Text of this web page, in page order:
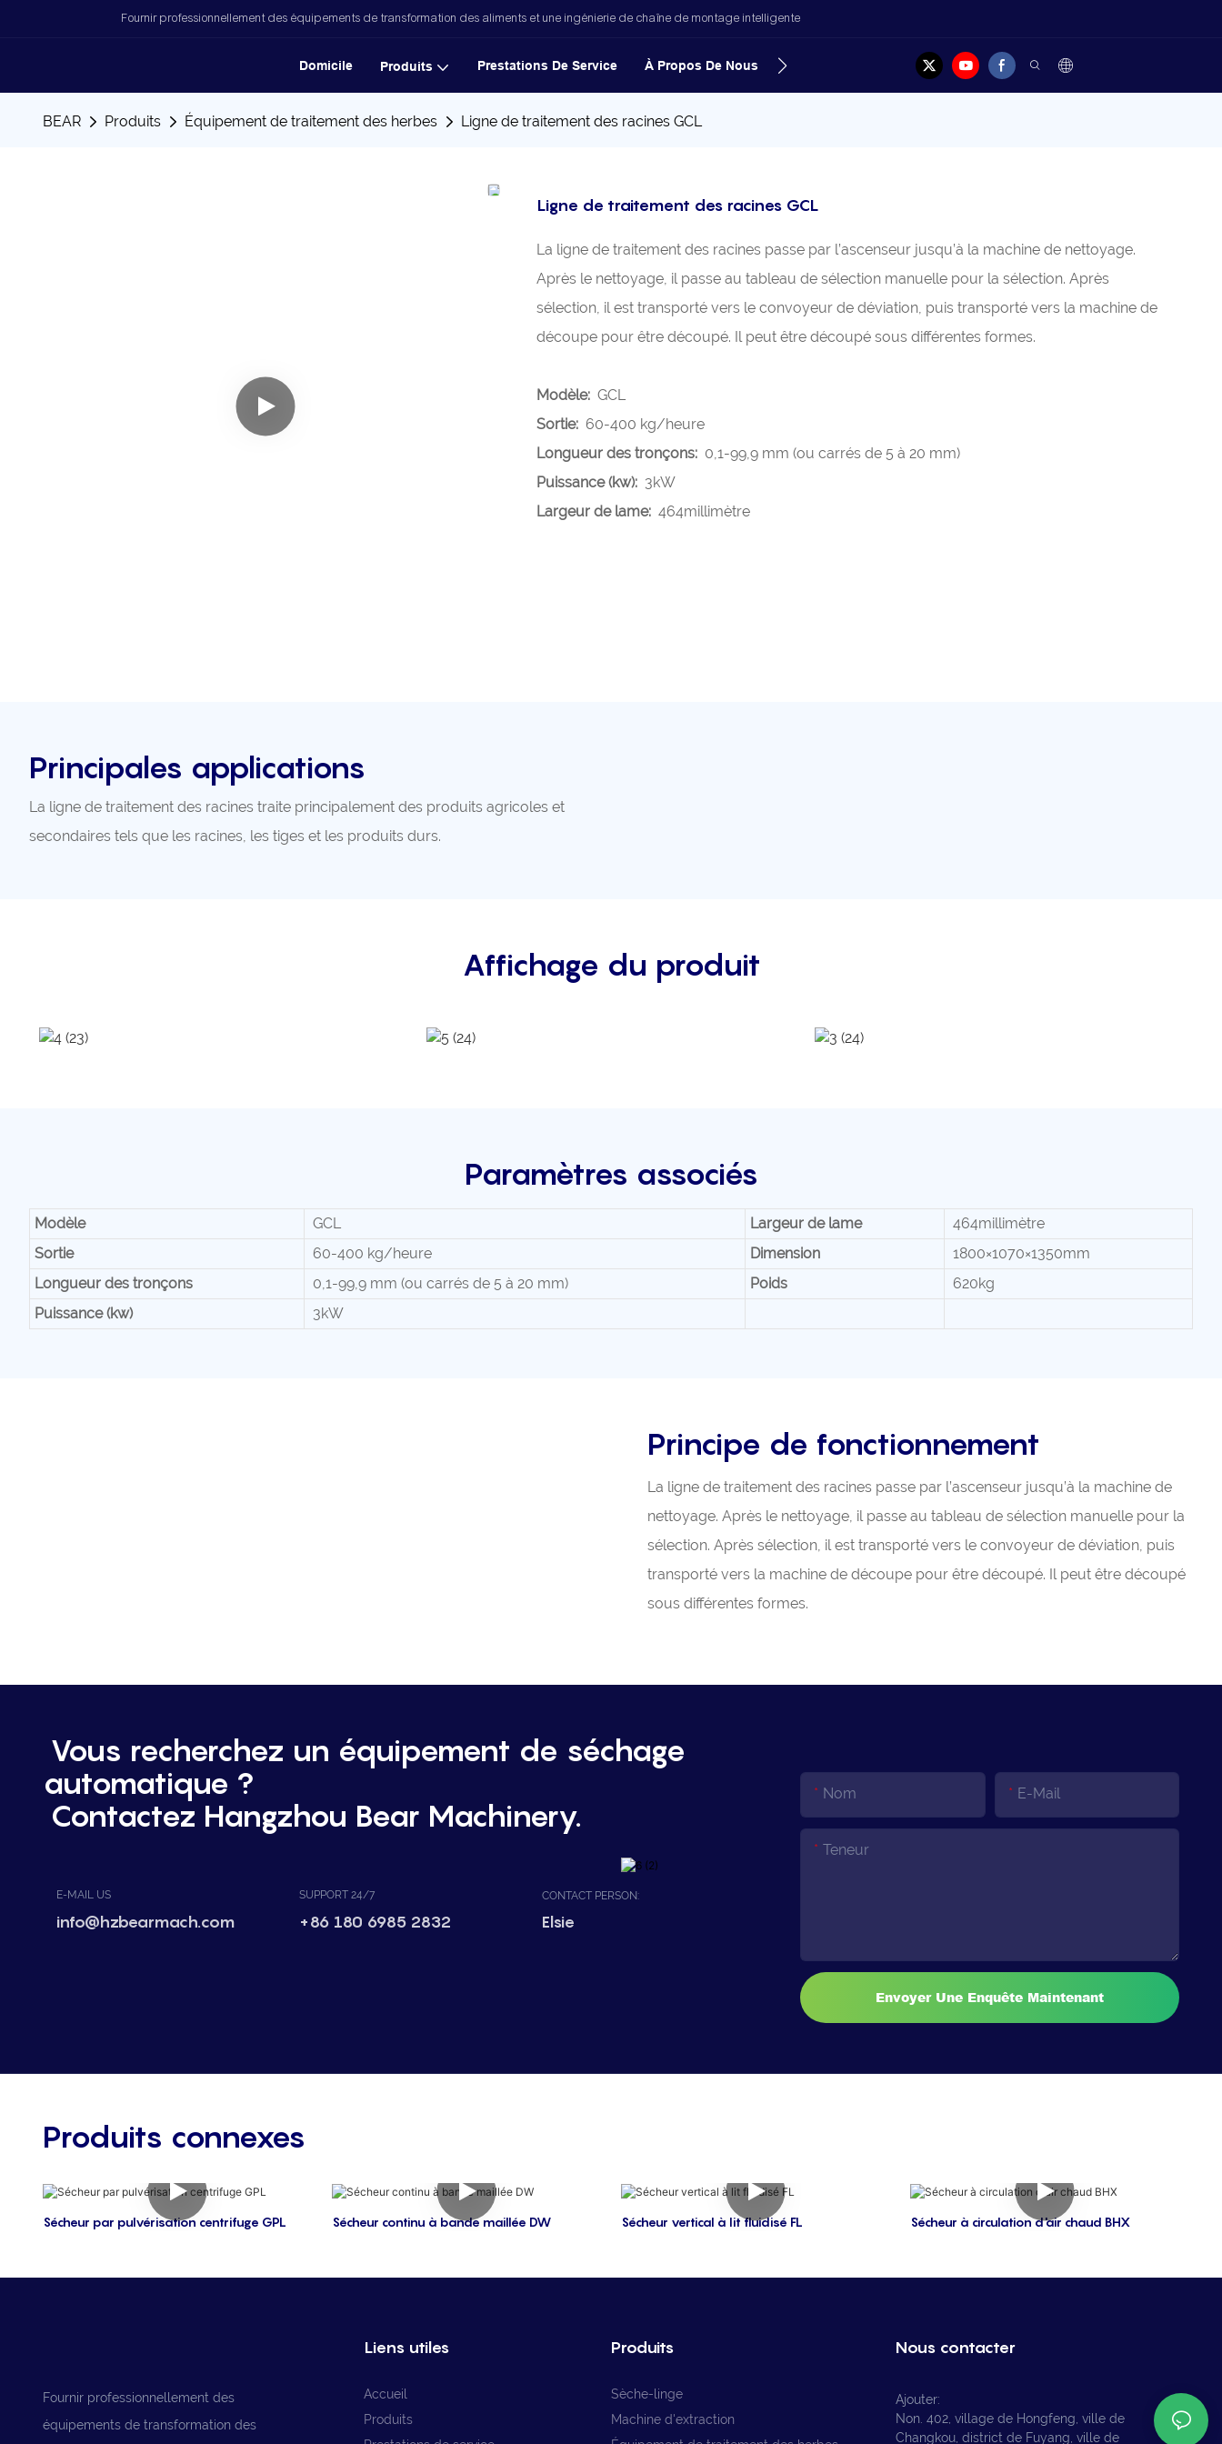
Fournir professionnellement des équipements de transformation des aliments et une ingénierie de chaîne de montage intelligente
Domicile Produits Prestations De Service À Propos De Nous Nouvelles Contacter
BEAR Produits Équipement de traitement des herbes Ligne de traitement des racines GCL
Ligne de traitement des racines GCL
La ligne de traitement des racines passe par l’ascenseur jusqu’à la machine de nettoyage.
Après le nettoyage, il passe au tableau de sélection manuelle pour la sélection. Après
sélection, il est transporté vers le convoyeur de déviation, puis transporté vers la machine de
découpe pour être découpé. Il peut être découpé sous différentes formes.
Modèle:GCL
Sortie: 60-400 kg/heure
Longueur des tronçons: 0,1-99,9 mm (ou carrés de 5 à 20 mm)
Puissance (kw): 3kW
Largeur de lame: 464millimètre
Principales applications
La ligne de traitement des racines traite principalement des produits agricoles et
secondaires tels que les racines, les tiges et les produits durs.
Affichage du produit
Paramètres associés
Modèle GCL Largeur de lame
464millimètre
Sortie
60-400 kg/heure Dimension
1800×1070×1350mm
Longueur des tronçons
0,1-99,9 mm (ou carrés de 5 à 20 mm) Poids
620kg
Puissance (kw)
3kW
Principe de fonctionnement
La ligne de traitement des racines passe par l’ascenseur jusqu’à la machine de
nettoyage. Après le nettoyage, il passe au tableau de sélection manuelle pour la
sélection. Après sélection, il est transporté vers le convoyeur de déviation, puis
transporté vers la machine de découpe pour être découpé. Il peut être découpé
sous différentes formes.
Vous recherchez un équipement de séchage
automatique ?
Contactez Hangzhou Bear Machinery.
E-MAIL US
info@hzbearmach.com
SUPPORT 24/7
+86 180 6985 2832
CONTACT PERSON:
Elsie
Nom E-Mail
Teneur
Envoyer Une Enquête Maintenant
Produits connexes
Sécheur par pulvérisation centrifuge GPL Sécheur continu à bande maillée DW Sécheur vertical à lit fluidisé FL Sécheur à circulation d'air chaud BHX
Fournir professionnellement des
équipements de transformation des
Liens utiles
Accueil
Produits
Produits
Sèche-linge
Machine d'extraction
Nous contacter
Ajouter:
Non. 402, village de Hongfeng, ville de
Changkou, district de Fuyang, ville de